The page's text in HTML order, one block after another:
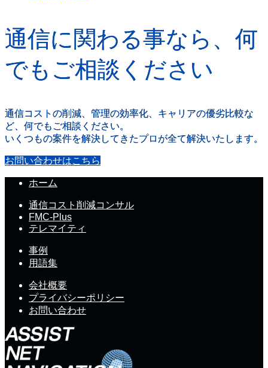
通信に関わる事なら、何
でもご相談ください
通信コストの削減、管理の効率化、キャリアの優劣比較な
ど、何でもご相談ください。
いくつもの案件を解決してきたプロが全て解決いたします。
お問い合わせはこちら
ホーム
通信コスト削減コンサル
FMC-Plus
テレマイティ
事例
用語集
会社概要
プライバシーポリシー
お問い合わせ